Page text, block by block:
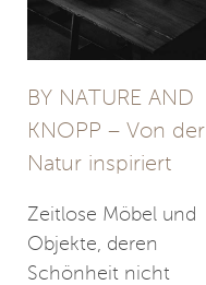
BY NATURE AND
KNOPP – Von der
Natur inspiriert
Zeitlose Möbel und
Objekte, deren
Schönheit nicht